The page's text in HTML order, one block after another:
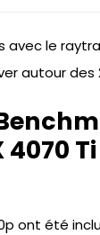
avec le
autour des
4070
ont été